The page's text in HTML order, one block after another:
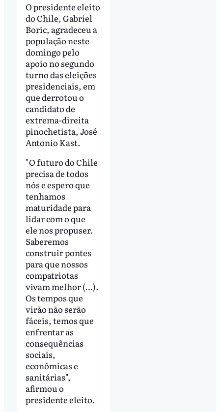
O presidente eleito
do Chile, Gabriel
Boric, agradeceu a
população neste
domingo pelo
apoio no segundo
turno das eleições
presidenciais, em
que derrotou o
candidato de
extrema-direita
pinochetista, José
Antonio Kast.
"O futuro do Chile
precisa de todos
nós e espero que
tenhamos
maturidade para
lidar com o que
ele nos propuser.
Saberemos
construir pontes
para que nossos
compatriotas
vivam melhor (…).
Os tempos que
virão não serão
fáceis, temos que
enfrentar as
consequências
sociais,
econômicas e
sanitárias",
afirmou o
presidente eleito.